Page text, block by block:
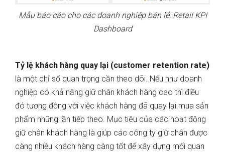
Mẫu báo cáo cho các doanh nghiệp bán lẻ: Retail KPI
Dashboard
Tỷ lệ khách hàng quay lại (customer retention rate)
là một chỉ số quan trọng cần theo dõi. Nếu như doanh
nghiệp có khả năng giữ chân khách hàng cao thì điều
đó tương đồng với việc khách hàng đã quay lại mua sản
phẩm những lần tiếp theo. Mục tiêu của các hoạt động
giữ chân khách hàng là giúp các công ty giữ chân được
càng nhiều khách hàng càng tốt để xây dựng mối quan